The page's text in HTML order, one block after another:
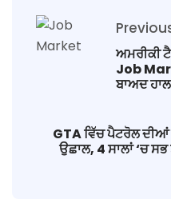
ਅਮਰੀਕੀ
Job
ਬਾਅਦ
GTA ਵਿੱਚ ਪੈਟਰੋਲ ਦੀਆਂ
ਉਛਾਲ, 4 ਸਾਲਾਂ ‘ਚ